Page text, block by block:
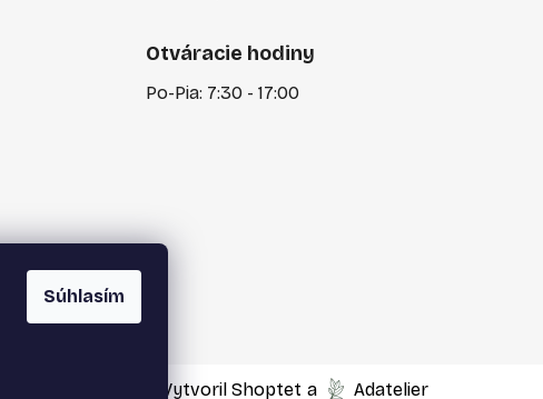
Súhlasím
Otváracie hodiny
Po-Pia: 7:30 - 17:00
Vytvoril Shoptet a Adatelier